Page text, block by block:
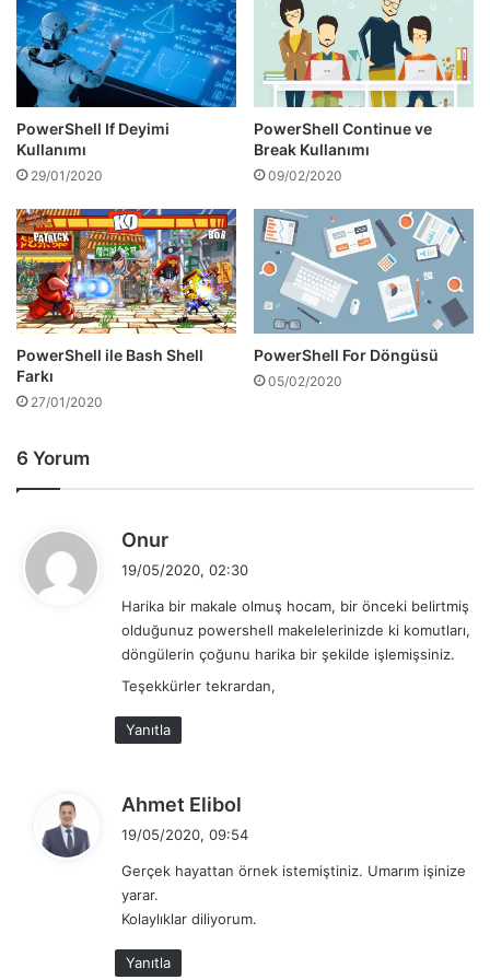
dosyasının çalıştırıldığı sunucuda ve
bağlanılacak olan sunucuda aşağıdaki
komutun çalıştırılması sorunları çözebilir.
Set-ExecutionPolicy -ExecutionPolicy
Powershell ile Rest API – RESTfull
Web Service Entegrasyonu
Powershell ile Rest API – RESTfull web service
entegrasyonu sağlayacak olan fonksiyon Initialize-
DemoUser şeklinde tanımlanmıştır. Initialize-DemoUser
Powershell fonksiyonu ile randomuser.me sitesinden
kullanıcı listesi alınmaktadır. Site sağladığı datayı cinsiyet,
ırk, parola ayarları, lokasyon gibi zengin bir içerikle
Directory kullanıcısı oluşturmaya yarayacak şekilde
azaltılmıştır ancak ihtiyaca göre opsiyonel hale getirilmiştir.
Aynı anda maksimum 5000 kullanıcı sağlanabilmektedir.
Sitenin sağladığı Rest API yardım dokümanları için
. Bu fonksiyondan dönecek olan (return) JSON
tipindeki veri, toplu kullanıcı oluşturmak için kullanılacaktır.
    [CmdletBinding()]
    Param (
        [ Parameter (Mandatory = $true)]
        [int] $Count,
        [ Parameter (Mandatory = $false)]
        [string] $Nationality = "tr",
PowerShell If Deyimi
Kullanımı
29/01/2020
PowerShell Continue ve
Break Kullanımı
09/02/2020
PowerShell ile Bash Shell
Farkı
27/01/2020
PowerShell For Döngüsü
05/02/2020
6 Yorum
Onur
i
k
i
:
19/05/2020, 02:30
Harika bir makale olmuş hocam, bir önceki belirtmiş
olduğunuz powershell makelelerinizde ki komutları,
döngülerin çoğunu harika bir şekilde işlemişsiniz.
Teşekkürler tekrardan,
Yanıtla
Ahmet Elibol
i
i
19/05/2020, 09:54
Gerçek hayattan örnek istemiştiniz. Umarım işinize
yarar.
Kolaylıklar diliyorum.
Yanıtla